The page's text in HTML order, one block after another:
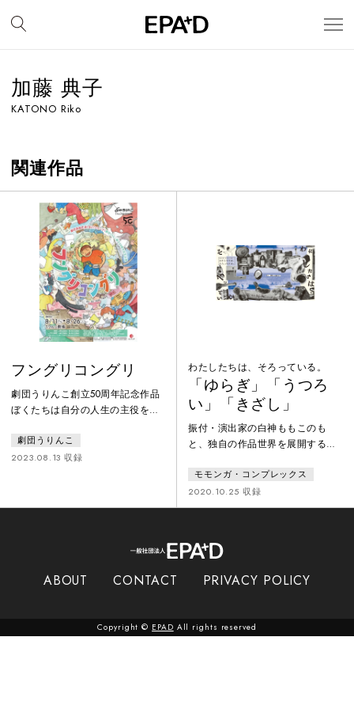
加藤 典子
KATONO Riko
関連作品
フングリコングリ
劇団うりんこ創立50周年記念作品
ぼくたちは自分の人生の主役をし
してるんだそんなお客様に、ぼく
は、ふしぎなお話をたくさん聞か
たちが飛び出し大騒ぎに…20人以
ょっぴりきみょうなファンタジ
劇団うりんこ
2023.08.13 収録
わたしたちは、そろっている。
「ゆらぎ」「うつろ
い」「きざし」
振付・演出家の白神ももこのも
と、独自の作品世界を展開するモ
品。白神は新型コロナウイルス感
染症対策で外出自粛期間中、会え
ない人や行けなくなった場所への
てこの体験をさまざまな情景から
「伊勢物語」の構造に重ね、上演
言し連ねていく
モモンガ・コンプレックス
2020.10.25 収録
ABOUT CONTACT PRIVACY POLICY
Copyright © EPAD All rights reserved